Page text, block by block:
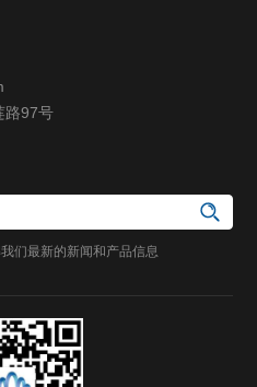
路97号
们最新的新闻和产品信息